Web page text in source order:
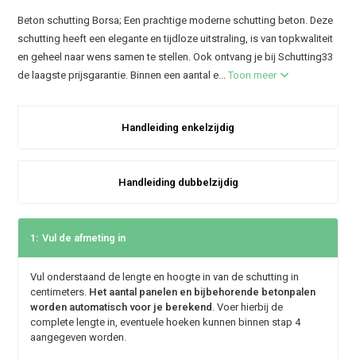
Beton schutting Borsa; Een prachtige moderne schutting beton. Deze
schutting heeft een elegante en tijdloze uitstraling, is van topkwaliteit
en geheel naar wens samen te stellen. Ook ontvang je bij Schutting33
de laagste prijsgarantie. Binnen een aantal e...Toon meer
Handleiding enkelzijdig
Handleiding dubbelzijdig
1: Vul de afmeting in
Vul onderstaand de lengte en hoogte in van de schutting in
centimeters. Het aantal panelen en bijbehorende betonpalen
worden automatisch voor je berekend. Voer hierbij de
complete lengte in, eventuele hoeken kunnen binnen stap 4
aangegeven worden.